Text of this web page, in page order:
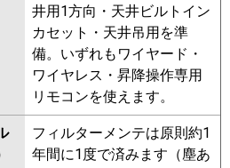
井用1方向・天井ビルトイン
カセット・天井吊用を準
備。いずれもワイヤード・
ワイヤレス・昇降操作専用
リモコンを使えます。
フィルターメンテは原則約1
年間に1度で済みます（塵あ